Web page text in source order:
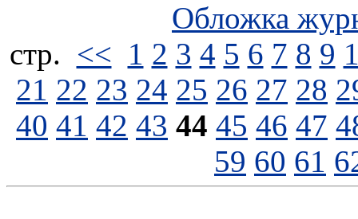
Обложка
стp. << 1 2 3 4 5 6 7 8 9
21 22 23 24 25 26 27 28
40 41 42 43 44 45 46 47
59 60 61